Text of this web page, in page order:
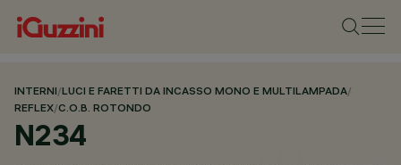
INTERNI/LUCI E FARETTI DA INCASSO MONO E MULTILAMPADA/
REFLEX/C.O.B. ROTONDO
N234